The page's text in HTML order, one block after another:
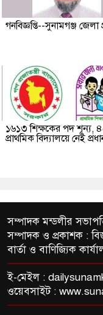
গনবিজ্ঞপ্তি--সুনামগঞ্জ জেলা
১৬১৩ শিক্ষকের পদ শূন্য,
প্রাথমিক বিদ্যালয়ে নেই
সম্পাদক মন্ডলীর
সম্পাদক ও প্রকাশক :
বার্তা ও বাণিজ্যিক
ই-মেইল :
ওয়েবসাইট :